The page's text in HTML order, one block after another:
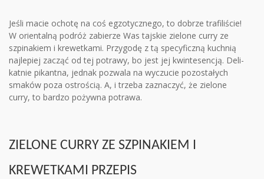
Jeśli macie ochotę na coś egzo­tycz­nego, to dobrze tra­fi­li­ście!
W orien­talną podróż zabie­rze Was taj­skie zie­lone curry ze
szpi­na­kiem i krewetkami. Przy­godę z tą spe­cy­ficzną kuch­nią
naj­le­piej zacząć od tej potrawy, bo jest jej kwin­te­sen­cją. Deli­
kat­nie pikantna, jed­nak pozwala na wyczu­cie pozo­sta­łych
sma­ków poza ostro­ścią. A, i trzeba zazna­czyć, że zie­lone
curry, to bar­dzo pożywna potrawa.
ZIELONE CURRY ZE SZPINAKIEM I
KREWETKAMI PRZEPIS